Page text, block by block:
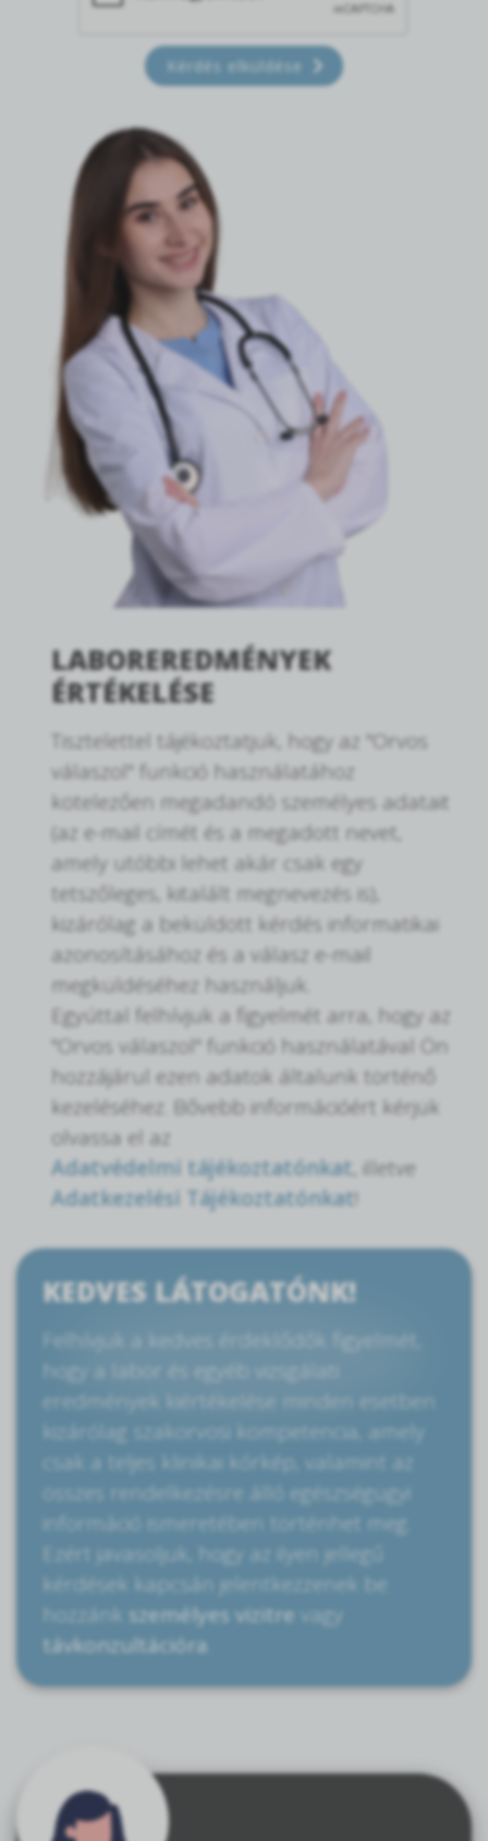
Kérdés elküldése
LABOREREDMÉNYEK
ÉRTÉKELÉSE
Tisztelettel tájékoztatjuk, hogy az "Orvos
válaszol" funkció használatához
kötelezően megadandó személyes adatait
(az e-mail címét és a megadott nevet,
amely utóbbi lehet akár csak egy
tetszőleges, kitalált megnevezés is),
kizárólag a beküldött kérdés informatikai
azonosításához és a válasz e-mail
megküldéséhez használjuk.
Egyúttal felhívjuk a figyelmét arra, hogy az
"Orvos válaszol" funkció használatával Ön
hozzájárul ezen adatok általunk történő
kezeléséhez. Bővebb információért kérjük
olvassa el az
Adatvédelmi tájékoztatónkat , illetve
Adatkezelési Tájékoztatónkat!
KEDVES LÁTOGATÓNK!
Felhívjuk a kedves érdeklődők figyelmét,
hogy a labor és egyéb vizsgálati
eredmények kiértékelése minden esetben
kizárólag szakorvosi kompetencia, amely
csak a teljes klinikai kórkép, valamint az
összes rendelkezésre álló egészségügyi
információ ismeretében történhet meg.
Ezért javasoljuk, hogy az ilyen jellegű
kérdések kapcsán jelentkezzenek be
hozzánk személyes vizitre vagy
távkonzultációra